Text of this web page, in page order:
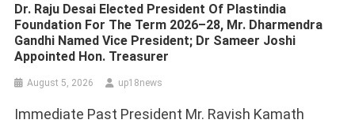
Dr. Raju Desai Elected President Of Plastindia
Foundation For The Term 2026–28, Mr. Dharmendra
Gandhi Named Vice President; Dr Sameer Joshi
Appointed Hon. Treasurer
August 5, 2026 up18news
Immediate Past President Mr. Ravish Kamath